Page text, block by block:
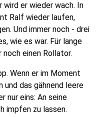
wird er wieder wach. In
Ralf wieder laufen,
Und immer noch - drei
wie es war. Für lange
einen Rollator.
Wenn er im Moment
und das gähnend leere
nur eins: An seine
impfen zu lassen.